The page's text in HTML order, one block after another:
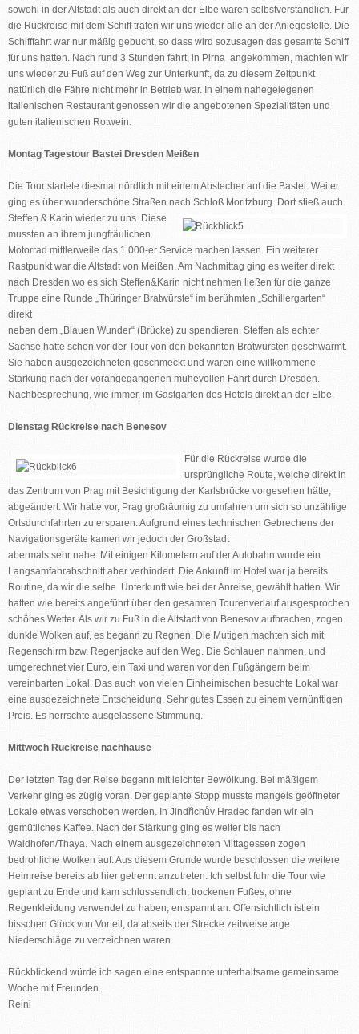
sowohl in der Altstadt als auch direkt an der Elbe waren selbstverständlich. Für
die Rückreise mit dem Schiff trafen wir uns wieder alle an der Anlegestelle. Die
Schifffahrt war nur mäßig gebucht, so dass wird sozusagen das gesamte Schiff
für uns hatten. Nach rund 3 Stunden fahrt, in Pirna angekommen, machten wir
uns wieder zu Fuß auf den Weg zur Unterkunft, da zu diesem Zeitpunkt
natürlich die Fähre nicht mehr in Betrieb war. In einem nahegelegenen
italienischen Restaurant genossen wir die angebotenen Spezialitäten und
guten italienischen Rotwein.
Montag Tagestour Bastei Dresden Meißen
Die Tour startete diesmal nördlich mit einem Abstecher auf die Bastei. Weiter
ging es über wunderschöne Straßen nach Schloß Moritzburg. Dort stieß auch
Steffen & Karin wieder zu uns. Diese
mussten an ihrem jungfräulichen
Motorrad mittlerweile das 1.000-er Service machen lassen. Ein weiterer
Rastpunkt war die Altstadt von Meißen. Am Nachmittag ging es weiter direkt
nach Dresden wo es sich Steffen&Karin nicht nehmen ließen für die ganze
Truppe eine Runde „Thüringer Bratwürste“ im berühmten „Schillergarten“
direkt
neben dem „Blauen Wunder“ (Brücke) zu spendieren. Steffen als echter
Sachse hatte schon vor der Tour von den bekannten Bratwürsten geschwärmt.
Sie haben ausgezeichneten geschmeckt und waren eine willkommene
Stärkung nach der vorangegangenen mühevollen Fahrt durch Dresden.
Nachbesprechung, wie immer, im Gastgarten des Hotels direkt an der Elbe.
Dienstag Rückreise nach Benesov
Für die Rückreise wurde die
ursprüngliche Route, welche direkt in
das Zentrum von Prag mit Besichtigung der Karlsbrücke vorgesehen hätte,
abgeändert. Wir hatte vor, Prag großräumig zu umfahren um sich so unzählige
Ortsdurchfahrten zu ersparen. Aufgrund eines technischen Gebrechens der
Navigationsgeräte kamen wir jedoch der Großstadt
abermals sehr nahe. Mit einigen Kilometern auf der Autobahn wurde ein
Langsamfahrabschnitt aber verhindert. Die Ankunft im Hotel war ja bereits
Routine, da wir die selbe Unterkunft wie bei der Anreise, gewählt hatten. Wir
hatten wie bereits angeführt über den gesamten Tourenverlauf ausgesprochen
schönes Wetter. Als wir zu Fuß in die Altstadt von Benesov aufbrachen, zogen
dunkle Wolken auf, es begann zu Regnen. Die Mutigen machten sich mit
Regenschirm bzw. Regenjacke auf den Weg. Die Schlauen nahmen, und
umgerechnet vier Euro, ein Taxi und waren vor den Fußgängern beim
vereinbarten Lokal. Das auch von vielen Einheimischen besuchte Lokal war
eine ausgezeichnete Entscheidung. Sehr gutes Essen zu einem vernünftigen
Preis. Es herrschte ausgelassene Stimmung.
Mittwoch Rückreise nachhause
Der letzten Tag der Reise begann mit leichter Bewölkung. Bei mäßigem
Verkehr ging es zügig voran. Der geplante Stopp musste mangels geöffneter
Lokale etwas verschoben werden. In Jindřichův Hradec fanden wir ein
gemütliches Kaffee. Nach der Stärkung ging es weiter bis nach
Waidhofen/Thaya. Nach einem ausgezeichneten Mittagessen zogen
bedrohliche Wolken auf. Aus diesem Grunde wurde beschlossen die weitere
Heimreise bereits ab hier getrennt anzutreten. Ich selbst fuhr die Tour wie
geplant zu Ende und kam schlussendlich, trockenen Fußes, ohne
Regenkleidung verwendet zu haben, entspannt an. Offensichtlich ist ein
bisschen Glück von Vorteil, da abseits der Strecke zeitweise arge
Niederschläge zu verzeichnen waren.
Rückblickend würde ich sagen eine entspannte unterhaltsame gemeinsame
Woche mit Freunden.
Reini